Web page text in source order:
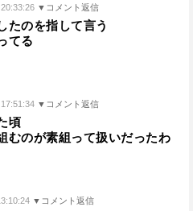
▼コメント返信
たのを指して言う
てる
▼コメント返信
頃
むのが素組って扱いだったわ
▼コメント返信